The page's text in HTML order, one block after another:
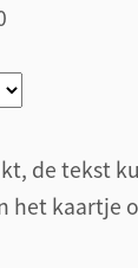
de tekst
het kaartje